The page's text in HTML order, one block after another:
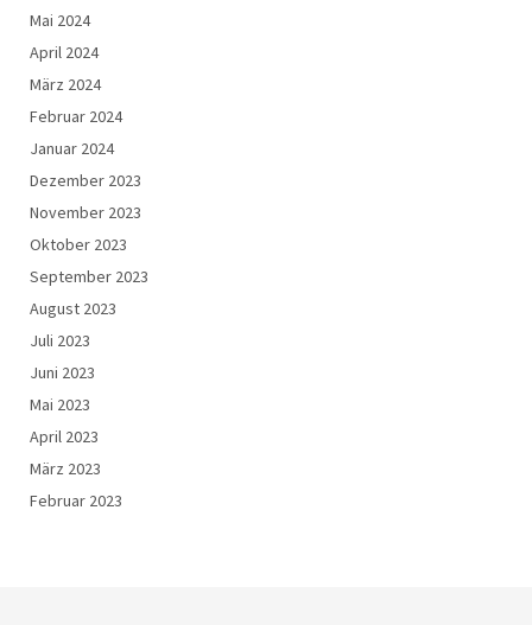
Mai 2024
April 2024
März 2024
Februar 2024
Januar 2024
Dezember 2023
November 2023
Oktober 2023
September 2023
August 2023
Juli 2023
Juni 2023
Mai 2023
April 2023
März 2023
Februar 2023